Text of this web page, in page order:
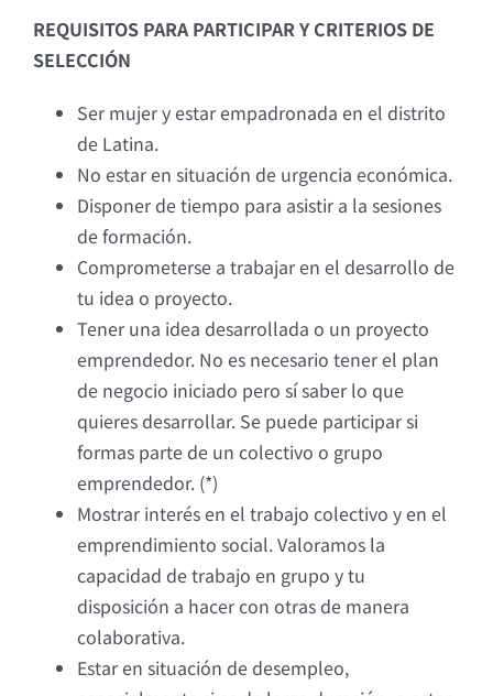
REQUISITOS PARA PARTICIPAR Y CRITERIOS DE
SELECCIÓN
Ser mujer y estar empadronada en el distrito
de Latina.
No estar en situación de urgencia económica.
Disponer de tiempo para asistir a la sesiones
de formación.
Comprometerse a trabajar en el desarrollo de
tu idea o proyecto.
Tener una idea desarrollada o un proyecto
emprendedor. No es necesario tener el plan
de negocio iniciado pero sí saber lo que
quieres desarrollar. Se puede participar si
formas parte de un colectivo o grupo
emprendedor. (*)
Mostrar interés en el trabajo colectivo y en el
emprendimiento social. Valoramos la
capacidad de trabajo en grupo y tu
disposición a hacer con otras de manera
colaborativa.
Estar en situación de desempleo,